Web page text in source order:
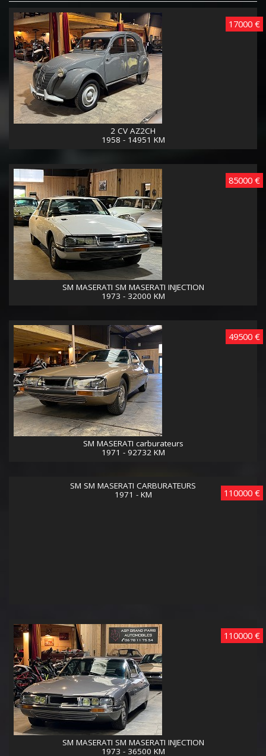
17000 €
2 CV AZ2CH
1958 - 14951 KM
85000 €
SM MASERATI SM MASERATI INJECTION
1973 - 32000 KM
49500 €
SM MASERATI carburateurs
1971 - 92732 KM
110000 €
SM SM MASERATI CARBURATEURS
1971 - KM
110000 €
SM MASERATI SM MASERATI INJECTION
1973 - 36500 KM